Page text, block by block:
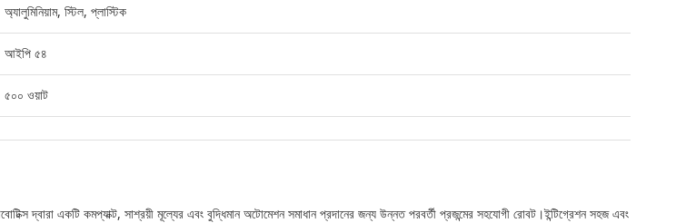
অ্যালুমিনিয়াম, স্টিল, প্লাস্টিক
আইপি ৫৪
৫০০ ওয়াট
দ্বারা একটি কমপ্যাক্ট, সাশ্রয়ী মূল্যের এবং বুদ্ধিমান অটোমেশন সমাধান প্রদানের জন্য উন্নত পরবর্তী প্রজন্মের সহযোগী রোবট।ইন্টিগ্রেশন সহজ এবং